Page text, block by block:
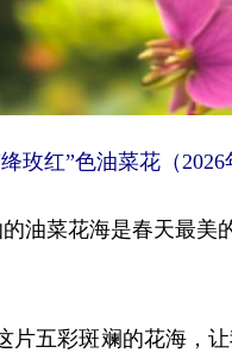
玫红”色油菜花（
菜花海是春天最美的
五彩斑斓的花海，让